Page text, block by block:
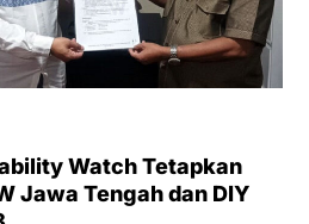
Watch Tetapkan
Jawa Tengah dan DIY